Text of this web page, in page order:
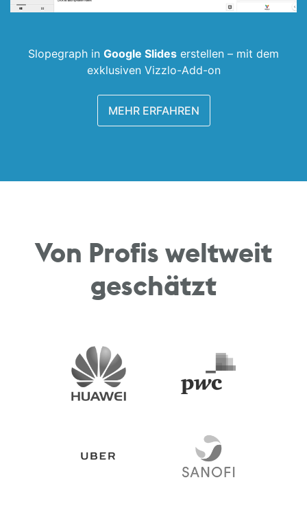
Slopegraph in Google Slides erstellen – mit dem
exklusiven Vizzlo-Add-on
MEHR ERFAHREN
Von Profis weltweit
geschätzt